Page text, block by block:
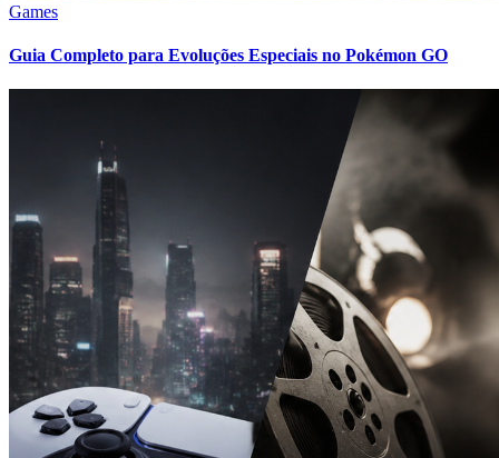
Games
Guia Completo para Evoluções Especiais no Pokémon GO